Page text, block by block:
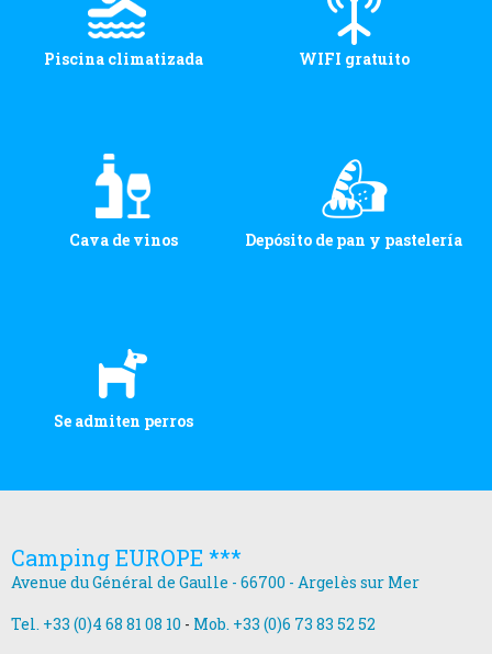
Piscina climatizada WIFI gratuito
Cava de vinos Depósito de pan y pastelería
Se admiten perros
Camping EUROPE ***
Avenue du Général de Gaulle - 66700 - Argelès sur Mer
Tel. +33 (0)4 68 81 08 10 - Mob. +33 (0)6 73 83 52 52